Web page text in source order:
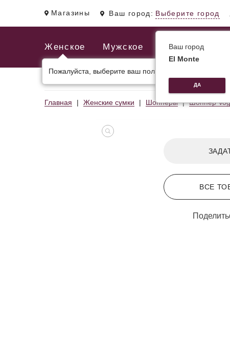
Магазины Ваш город: Выберите город
Женское Мужское
Пожалуйста, выберите ваш пол.
МУЖСКИЕ И ДЕЛОВЫЕ
Главная Женские сумки Шопперы Шоппер
ВСЕ
Ваш город
El Monte
ДА